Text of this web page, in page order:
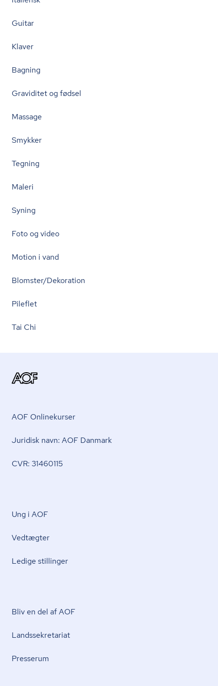
Guitar
Klaver
Bagning
Graviditet og fødsel
Massage
Smykker
Tegning
Maleri
Syning
Foto og video
Motion i vand
Blomster/Dekoration
Pileflet
Tai Chi
AOF Onlinekurser
Juridisk navn: AOF Danmark
CVR: 31460115
Ung i AOF
Vedtægter
Ledige stillinger
Bliv en del af AOF
Lands­se­kre­ta­ri­at
Presserum